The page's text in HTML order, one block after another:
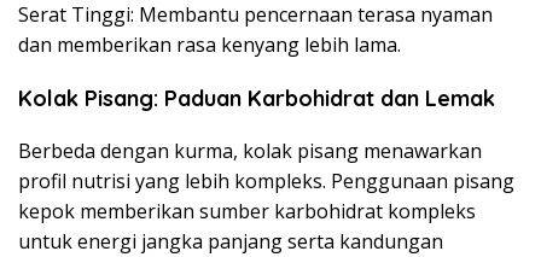
Serat Tinggi: Membantu pencernaan terasa nyaman
dan memberikan rasa kenyang lebih lama.
Kolak Pisang: Paduan Karbohidrat dan Lemak
Berbeda dengan kurma, kolak pisang menawarkan
profil nutrisi yang lebih kompleks. Penggunaan pisang
kepok memberikan sumber karbohidrat kompleks
untuk energi jangka panjang serta kandungan